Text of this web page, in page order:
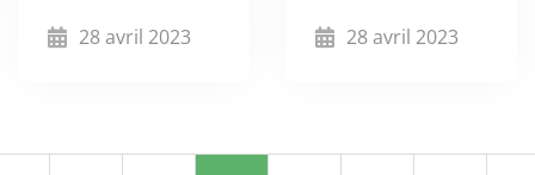
28 avril 2023 28 avril 2023